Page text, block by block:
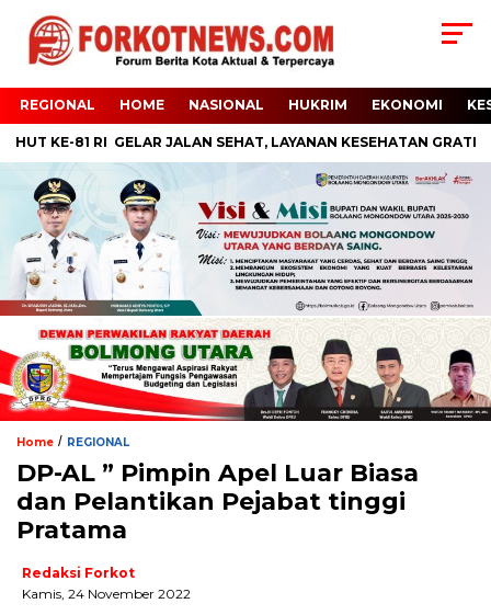
REGIONAL HOME NASIONAL HUKRIM EKONOMI
KE-81 RI GELAR JALAN SEHAT, LAYANAN KESEHATAN GRATIS
Home / REGIONAL
DP-AL ” Pimpin Apel Luar Biasa
dan Pelantikan Pejabat tinggi
Pratama
Redaksi Forkot
Kamis, 24 November 2022